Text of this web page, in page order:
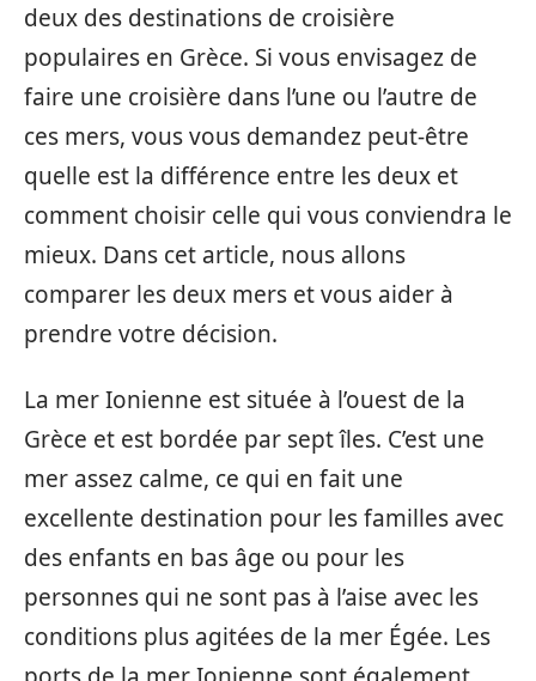
deux des destinations de croisière
populaires en Grèce. Si vous envisagez de
faire une croisière dans l’une ou l’autre de
ces mers, vous vous demandez peut-être
quelle est la différence entre les deux et
comment choisir celle qui vous conviendra le
mieux. Dans cet article, nous allons
comparer les deux mers et vous aider à
prendre votre décision.
La mer Ionienne est située à l’ouest de la
Grèce et est bordée par sept îles. C’est une
mer assez calme, ce qui en fait une
excellente destination pour les familles avec
des enfants en bas âge ou pour les
personnes qui ne sont pas à l’aise avec les
conditions plus agitées de la mer Égée. Les